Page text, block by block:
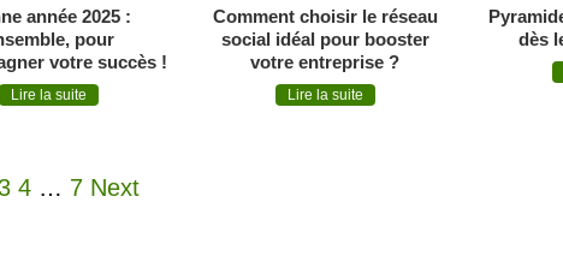
année 2025 :
pour
votre succès !
Lire la suite
Comment choisir le réseau
social idéal pour booster
votre entreprise ?
Lire la suite
dès
4 … 7 Next